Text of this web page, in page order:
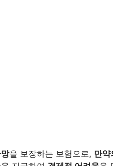
을 보장하는 보험으로, 만약